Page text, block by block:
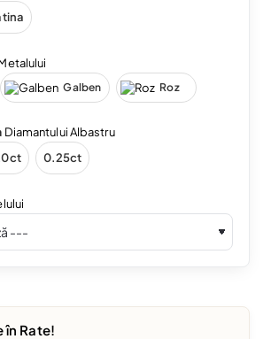
Galben Roz
Albastru
0.25ct
în Rate!